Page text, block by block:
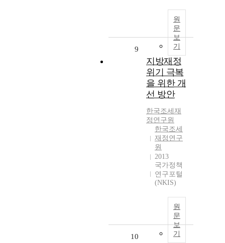
원
문
보
기
9
지방재정
위기 극복
을 위한 개
선 방안
한국조세재
정연구원
한국조세
재정연구
원
2013
국가정책
연구포털
(NKIS)
원
문
보
기
10